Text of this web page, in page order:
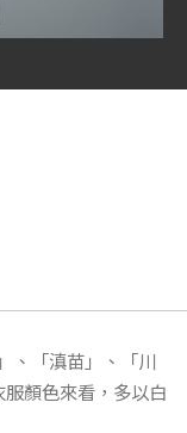
、「滇苗」、「川
顏色來看，多以白